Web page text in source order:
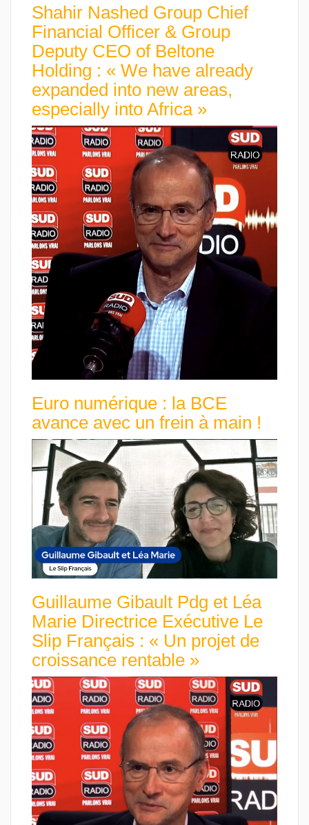
Shahir Nashed Group Chief
Financial Officer & Group
Deputy CEO of Beltone
Holding : « We have already
expanded into new areas,
especially into Africa »
Euro numérique : la BCE
avance avec un frein à main !
Guillaume Gibault Pdg et Léa
Marie Directrice Exécutive Le
Slip Français : « Un projet de
croissance rentable »